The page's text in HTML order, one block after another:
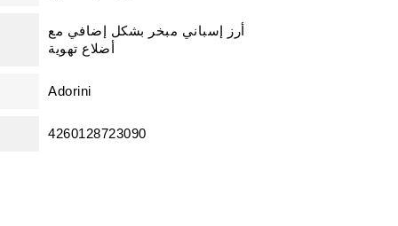
أرز إسباني مبخر بشكل إضافي مع
أضلاع تهوية
Adorini
4260128723090